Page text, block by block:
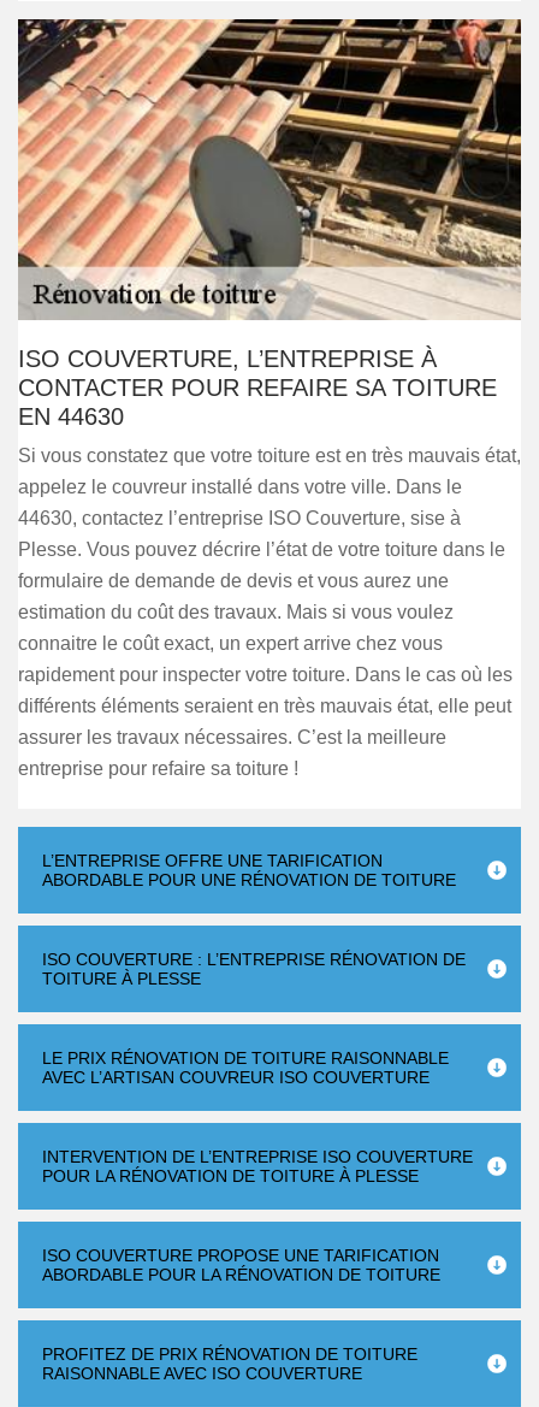
ISO COUVERTURE, L’ENTREPRISE À
CONTACTER POUR REFAIRE SA TOITURE
EN 44630
Si vous constatez que votre toiture est en très mauvais état,
appelez le couvreur installé dans votre ville. Dans le
44630, contactez l’entreprise ISO Couverture, sise à
Plesse. Vous pouvez décrire l’état de votre toiture dans le
formulaire de demande de devis et vous aurez une
estimation du coût des travaux. Mais si vous voulez
connaitre le coût exact, un expert arrive chez vous
rapidement pour inspecter votre toiture. Dans le cas où les
différents éléments seraient en très mauvais état, elle peut
assurer les travaux nécessaires. C’est la meilleure
entreprise pour refaire sa toiture !
L’ENTREPRISE OFFRE UNE TARIFICATION
ABORDABLE POUR UNE RÉNOVATION DE TOITURE
ISO COUVERTURE : L’ENTREPRISE RÉNOVATION DE
TOITURE À PLESSE
LE PRIX RÉNOVATION DE TOITURE RAISONNABLE
AVEC L’ARTISAN COUVREUR ISO COUVERTURE
INTERVENTION DE L’ENTREPRISE ISO COUVERTURE
POUR LA RÉNOVATION DE TOITURE À PLESSE
ISO COUVERTURE PROPOSE UNE TARIFICATION
ABORDABLE POUR LA RÉNOVATION DE TOITURE
PROFITEZ DE PRIX RÉNOVATION DE TOITURE
RAISONNABLE AVEC ISO COUVERTURE